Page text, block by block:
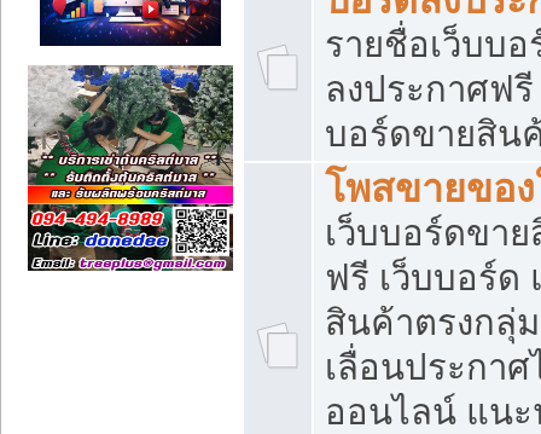
รายชื่อเว็บบ
ลงประกาศฟรี
บอร์ดขายสิน
โพสขายขอ
เว็บบอร์ดขา
ฟรี เว็บบอร์ด
สินค้าตรงกลุ่
เลื่อนประกา
ออนไลน์ แนะ